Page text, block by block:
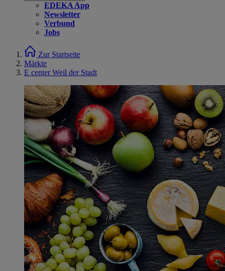
EDEKA App
Newsletter
Verbund
Jobs
Zur Startseite
Märkte
E center Weil der Stadt